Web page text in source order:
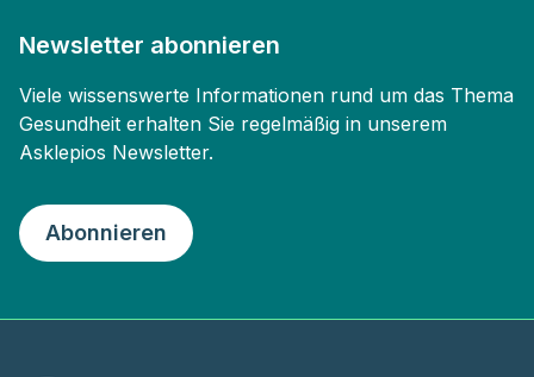
Newsletter abonnieren
Viele wissenswerte Informationen rund um das Thema
Gesundheit erhalten Sie regelmäßig in unserem
Asklepios Newsletter.
Abonnieren